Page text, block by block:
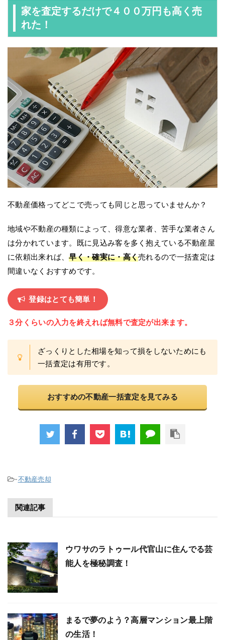
家を査定するだけで４００万円も高く売
れた！
不動産価格ってどこで売っても同じと思っていませんか？
地域や不動産の種類によって、得意な業者、苦手な業者さん
は分かれています。既に見込み客を多く抱えている不動産屋
に依頼出来れば、早く・確実に・高く売れるので一括査定は
間違いなくおすすめです。
登録はとても簡単！
３分くらいの入力を終えれば無料で査定が出来ます。
ざっくりとした相場を知って損をしないためにも
一括査定は有用です。
おすすめの不動産一括査定を見てみる
-不動産売却
関連記事
ウワサのラトゥール代官山に住んでる芸
能人を極秘調査！
まるで夢のよう？高層マンション最上階
の生活！